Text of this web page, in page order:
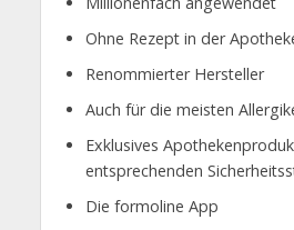
Ohne Rezept in der
Renommierter Hersteller
Auch für die meisten
Exklusives
entsprechenden
Die formoline App